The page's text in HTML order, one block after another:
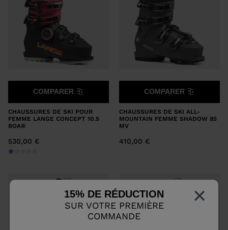
×
15% DE RÉDUCTION
SUR VOTRE PREMIÈRE
COMMANDE
CHAUSSURES DE SKI POUR
FEMME LANGE CONCEPT 10.5
BOA®
530,00 €
COMPARER
CHAUSSURES DE SKI ALL-
MOUNTAIN FEMME SHADOW 85
MV
410,00 €
COMPARER